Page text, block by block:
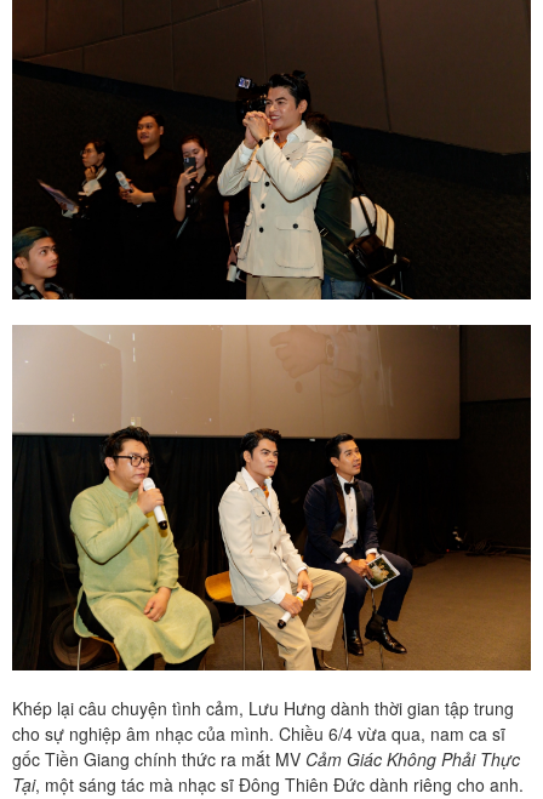
Khép lại câu chuyện tình cảm, Lưu Hưng dành thời gian tập trung
cho sự nghiệp âm nhạc của mình. Chiều 6/4 vừa qua, nam ca sĩ
gốc Tiền Giang chính thức ra mắt MV Cảm Giác Không Phải Thực
Tại, một sáng tác mà nhạc sĩ Đông Thiên Đức dành riêng cho anh.